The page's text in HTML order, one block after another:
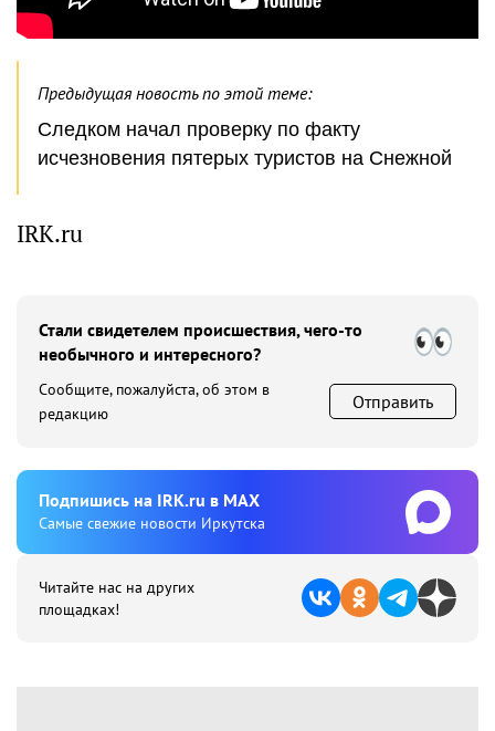
Предыдущая новость по этой теме:
Следком начал проверку по факту
исчезновения пятерых туристов на Снежной
IRK.ru
Стали свидетелем происшествия, чего-то
необычного и интересного?
Сообщите, пожалуйста, об этом в
редакцию
Отправить
Подпишиcь на IRK.ru в MAX
Cамые свежие новости Иркутска
Читайте нас на других
площадках!